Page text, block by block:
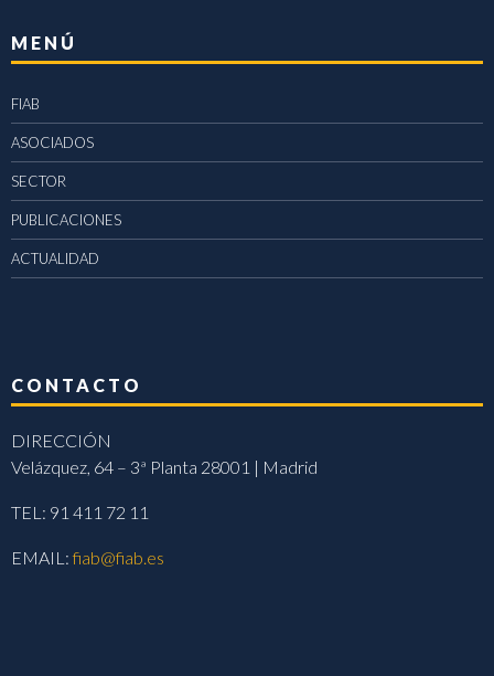
MENÚ
FIAB
ASOCIADOS
SECTOR
PUBLICACIONES
ACTUALIDAD
CONTACTO
DIRECCIÓN
Velázquez, 64 – 3ª Planta 28001 | Madrid
TEL: 91 411 72 11
EMAIL:fiab@fiab.es